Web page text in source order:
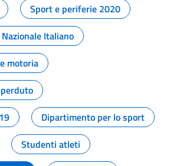
Sport e periferie 2020
Italiano
motoria
Dipartimento per lo sport
Studenti atleti